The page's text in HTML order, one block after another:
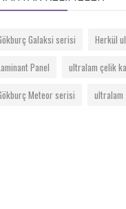
Galaksi serisi
Herkül
Panel
ultralam çelik
Meteor serisi
ultralam